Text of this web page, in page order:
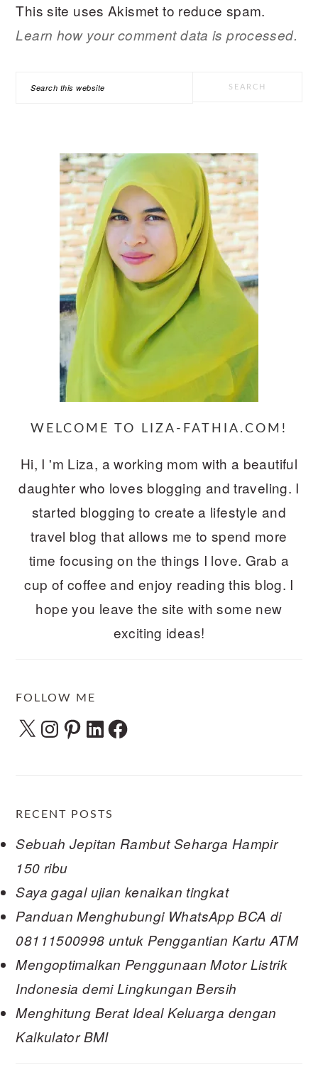
This site uses Akismet to reduce spam.
Learn how your comment data is processed.
Search
WELCOME TO LIZA-FATHIA.COM!
Hi, I 'm Liza, a working mom with a beautiful
daughter who loves blogging and traveling. I
started blogging to create a lifestyle and
travel blog that allows me to spend more
time focusing on the things I love. Grab a
cup of coffee and enjoy reading this blog. I
hope you leave the site with some new
exciting ideas!
FOLLOW ME
X Instagram
Pinterest
LinkedInFacebook
RECENT POSTS
Sebuah Jepitan Rambut Seharga Hampir
150 ribu
Saya gagal ujian kenaikan tingkat
Panduan Menghubungi WhatsApp BCA di
08111500998 untuk Penggantian Kartu ATM
Mengoptimalkan Penggunaan Motor Listrik
Indonesia demi Lingkungan Bersih
Menghitung Berat Ideal Keluarga dengan
Kalkulator BMI